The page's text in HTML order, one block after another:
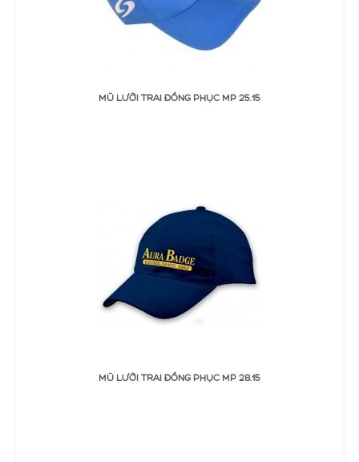
MŨ LƯỠI TRAI ĐỒNG PHỤC MP 25.15
ĐẶT MUA
Thêm so sánh
MŨ LƯỠI TRAI ĐỒNG PHỤC MP 28.15
ĐẶT MUA
Thêm so sánh